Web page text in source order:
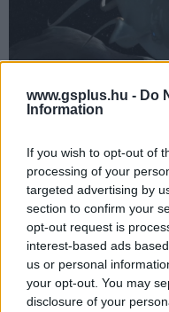
www.gsplus.hu - Do
Information
If you wish to opt-out of
processing of your
targeted advertising by
section to confirm your
opt-out request is
interest-based ads
us or personal
your opt-out. You may
disclosure of your
A Lázadók
segítségével tudta
admirális
régióink kívüli,
és az admirálissal